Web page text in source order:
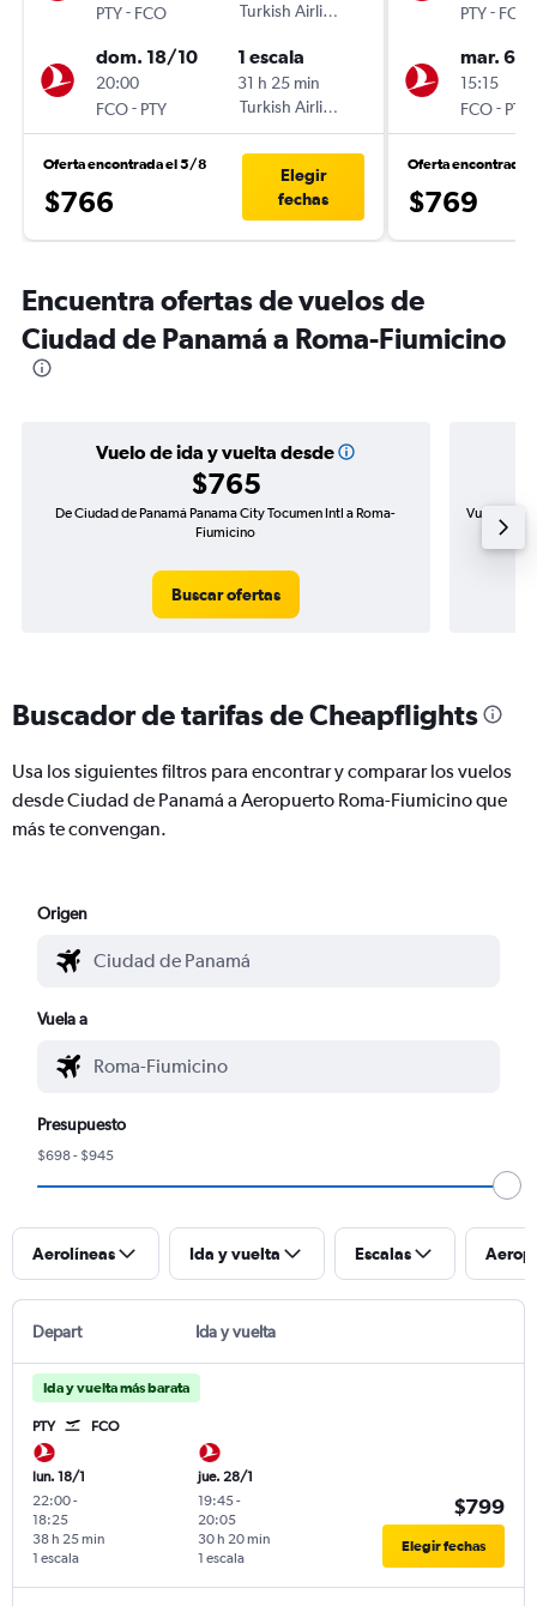
PTY- FCO
Turkish Airlines
dom. 18/10
20:00
FCO- PTY
1 escala
31 h 25 min
Turkish Airlines
Oferta encontrada el 5/8
$766
Elegir
fechas
PTY- FCO
mar. 6/
15:15
FCO- PTY
Oferta encontrada
$769
Encuentra ofertas de vuelos de
Ciudad de Panamá a Roma-Fiumicino
Vuelo de ida y vuelta desde
$765
De Ciudad de Panamá Panama City Tocumen Intl a Roma-
Fiumicino
Buscar ofertas
Vuelo de
Buscador de tarifas de Cheapflights
Usa los siguientes filtros para encontrar y comparar los vuelos
desde Ciudad de Panamá a Aeropuerto Roma-Fiumicino que
más te convengan.
Origen
Vuela a
Presupuesto
$698 - $945
Aerolíneas Ida y vuelta Escalas
Depart Ida y vuelta
Ida y vuelta más barata
PTY FCO
lun. 18/1
22:00-
18:25
1 escala
38 h 25 min
jue. 28/1
19:45-
20:05
1 escala
30 h 20 min
$799
Elegir fechas